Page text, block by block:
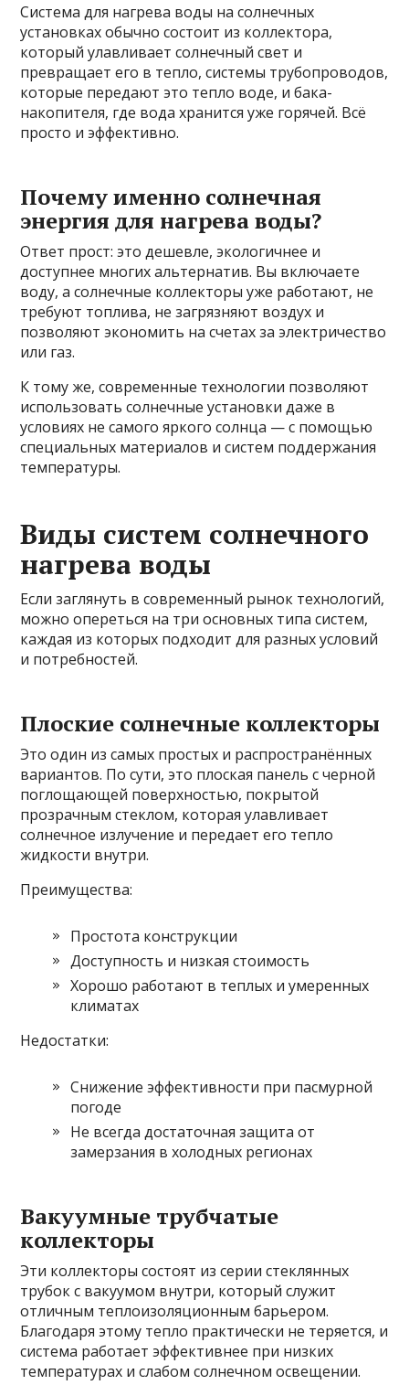
Система для нагрева воды на солнечных
установках обычно состоит из коллектора,
который улавливает солнечный свет и
превращает его в тепло, системы трубопроводов,
которые передают это тепло воде, и бака-
накопителя, где вода хранится уже горячей. Всё
просто и эффективно.
Почему именно солнечная
энергия для нагрева воды?
Ответ прост: это дешевле, экологичнее и
доступнее многих альтернатив. Вы включаете
воду, а солнечные коллекторы уже работают, не
требуют топлива, не загрязняют воздух и
позволяют экономить на счетах за электричество
или газ.
К тому же, современные технологии позволяют
использовать солнечные установки даже в
условиях не самого яркого солнца — с помощью
специальных материалов и систем поддержания
температуры.
Виды систем солнечного
нагрева воды
Если заглянуть в современный рынок технологий,
можно опереться на три основных типа систем,
каждая из которых подходит для разных условий
и потребностей.
Плоские солнечные коллекторы
Это один из самых простых и распространённых
вариантов. По сути, это плоская панель с черной
поглощающей поверхностью, покрытой
прозрачным стеклом, которая улавливает
солнечное излучение и передает его тепло
жидкости внутри.
Преимущества:
Простота конструкции
Доступность и низкая стоимость
Хорошо работают в теплых и умеренных
климатах
Недостатки:
Снижение эффективности при пасмурной
погоде
Не всегда достаточная защита от
замерзания в холодных регионах
Вакуумные трубчатые
коллекторы
Эти коллекторы состоят из серии стеклянных
трубок с вакуумом внутри, который служит
отличным теплоизоляционным барьером.
Благодаря этому тепло практически не теряется, и
система работает эффективнее при низких
температурах и слабом солнечном освещении.